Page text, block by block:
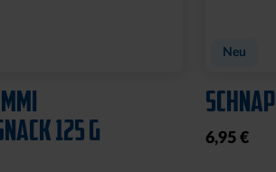
125 G
Neu
6,95 €